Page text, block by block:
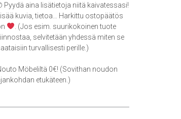
Pyydä aina lisätietoja niitä kaivatessasi!
Lisää kuvia, tietoa… Harkittu ostopäätös
. (Jos esim. suurikokoinen tuote
selvitetään yhdessä miten se
turvallisesti perille.)
Möbeliltä 0€! (Sovithan noudon
etukäteen.)